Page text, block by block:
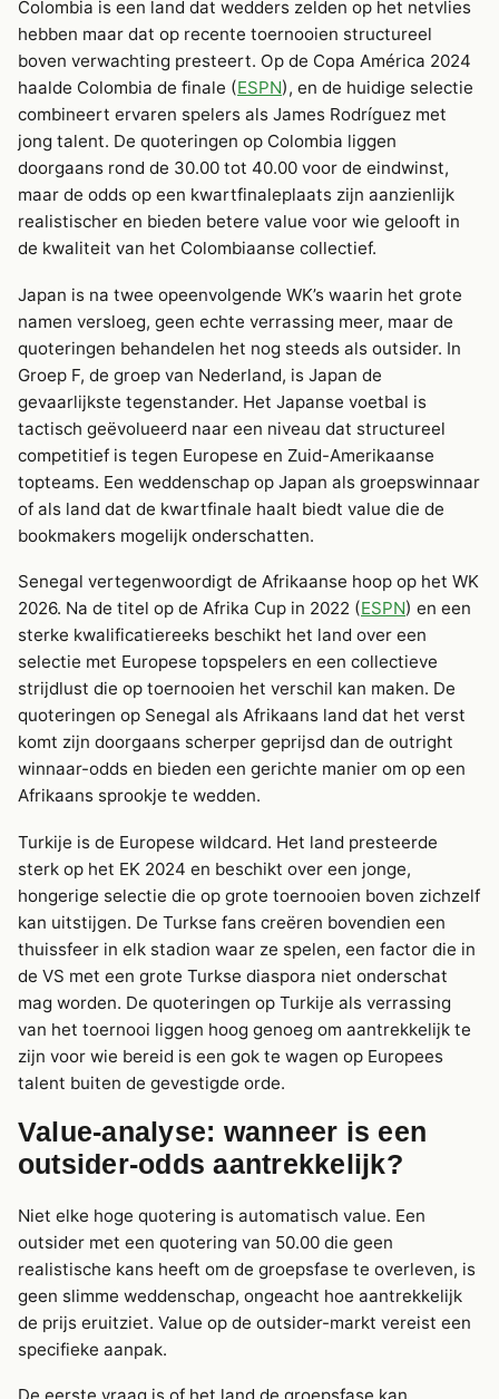
Colombia is een land dat wedders zelden op het netvlies
hebben maar dat op recente toernooien structureel
boven verwachting presteert. Op de Copa América 2024
haalde Colombia de finale (ESPN), en de huidige selectie
combineert ervaren spelers als James Rodríguez met
jong talent. De quoteringen op Colombia liggen
doorgaans rond de 30.00 tot 40.00 voor de eindwinst,
maar de odds op een kwartfinaleplaats zijn aanzienlijk
realistischer en bieden betere value voor wie gelooft in
de kwaliteit van het Colombiaanse collectief.
Japan is na twee opeenvolgende WK’s waarin het grote
namen versloeg, geen echte verrassing meer, maar de
quoteringen behandelen het nog steeds als outsider. In
Groep F, de groep van Nederland, is Japan de
gevaarlijkste tegenstander. Het Japanse voetbal is
tactisch geëvolueerd naar een niveau dat structureel
competitief is tegen Europese en Zuid-Amerikaanse
topteams. Een weddenschap op Japan als groepswinnaar
of als land dat de kwartfinale haalt biedt value die de
bookmakers mogelijk onderschatten.
Senegal vertegenwoordigt de Afrikaanse hoop op het WK
2026. Na de titel op de Afrika Cup in 2022 (ESPN) en een
sterke kwalificatiereeks beschikt het land over een
selectie met Europese topspelers en een collectieve
strijdlust die op toernooien het verschil kan maken. De
quoteringen op Senegal als Afrikaans land dat het verst
komt zijn doorgaans scherper geprijsd dan de outright
winnaar-odds en bieden een gerichte manier om op een
Afrikaans sprookje te wedden.
Turkije is de Europese wildcard. Het land presteerde
sterk op het EK 2024 en beschikt over een jonge,
hongerige selectie die op grote toernooien boven zichzelf
kan uitstijgen. De Turkse fans creëren bovendien een
thuissfeer in elk stadion waar ze spelen, een factor die in
de VS met een grote Turkse diaspora niet onderschat
mag worden. De quoteringen op Turkije als verrassing
van het toernooi liggen hoog genoeg om aantrekkelijk te
zijn voor wie bereid is een gok te wagen op Europees
talent buiten de gevestigde orde.
Value-analyse: wanneer is een
outsider-odds aantrekkelijk?
Niet elke hoge quotering is automatisch value. Een
outsider met een quotering van 50.00 die geen
realistische kans heeft om de groepsfase te overleven, is
geen slimme weddenschap, ongeacht hoe aantrekkelijk
de prijs eruitziet. Value op de outsider-markt vereist een
specifieke aanpak.